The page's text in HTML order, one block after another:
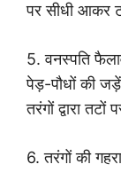
पर सीधी आकर
5. वनस्पति
पेड़-पौधों की
तरंगों द्वारा
6. तरंगों की